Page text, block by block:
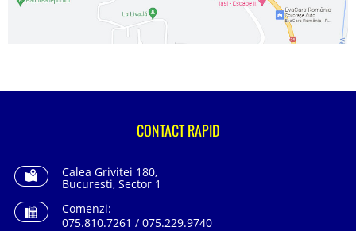
CONTACT RAPID
Calea Grivitei 180,
Bucuresti, Sector 1
Comenzi:
075.810.7261 / 075.229.9740